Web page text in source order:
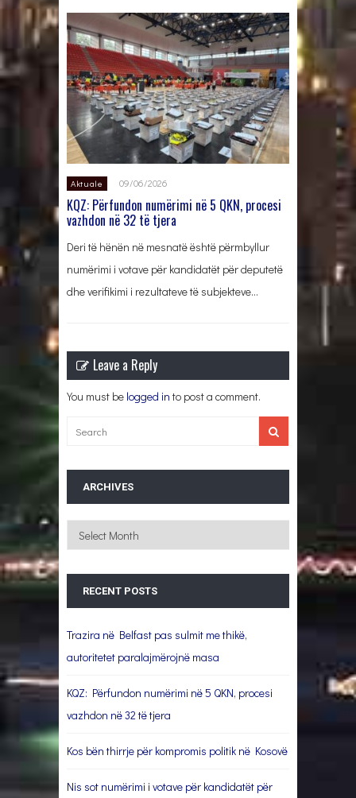
Aktuale 09/06/2026
KQZ: Përfundon numërimi në 5 QKN, procesi
vazhdon në 32 të tjera
Deri të hënën në mesnatë është përmbyllur
numërimi i votave për kandidatët për deputetë
dhe verifikimi i rezultateve të subjekteve…
Leave a Reply
You must be logged in to post a comment.
ARCHIVES
Archives
RECENT POSTS
Trazira në Belfast pas sulmit me thikë,
autoritetet paralajmërojnë masa
KQZ: Përfundon numërimi në 5 QKN, procesi
vazhdon në 32 të tjera
Kos bën thirrje për kompromis politik në Kosovë
Nis sot numërimi i votave për kandidatët për